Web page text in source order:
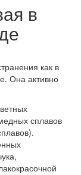
в
как в
Она активно
сплавов